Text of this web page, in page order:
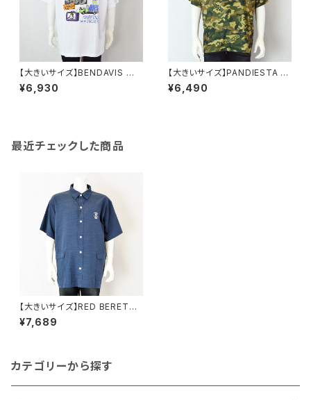
【大きいサイズ】BENDAVIS ベ
ン・デイビス｜接触冷感オーバ
ーラップ半袖Tシャツ｜メンズ 1
¥6,930
【大きいサイズ】PANDIESTA J
APAN｜パンダモチーフ カモフ
ラージュプリント半袖Tシャツ｜
¥6,490
最近チェックした商品
【大きいサイズ】RED BERETS
｜接触冷感スラブクロスオーバ
ーシャツ｜レッドベレー rb63-
¥7,689
カテゴリーから探す